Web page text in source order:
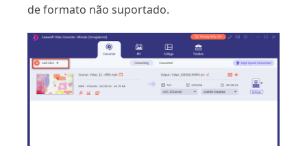
de formato não suportado.